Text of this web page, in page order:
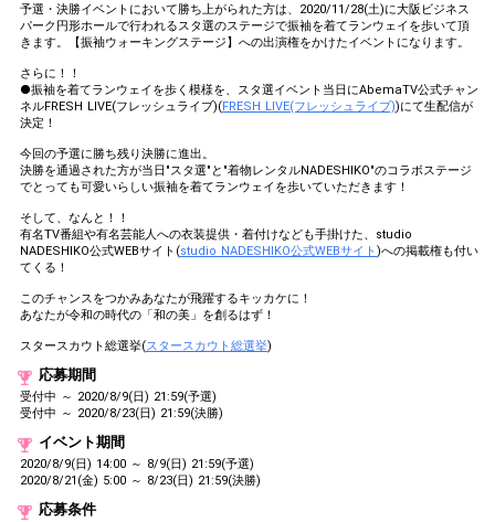
予選・決勝イベントにおいて勝ち上がられた方は、2020/11/28(土)に大阪ビジネス
パーク円形ホールで行われるスタ選のステージで振袖を着てランウェイを歩いて頂
きます。【振袖ウォーキングステージ】への出演権をかけたイベントになります。
さらに！！
●振袖を着てランウェイを歩く模様を、スタ選イベント当日にAbemaTV公式チャン
ネルFRESH LIVE(フレッシュライブ)(FRESH LIVE(フレッシュライブ))にて生配信が
決定！
今回の予選に勝ち残り決勝に進出。
決勝を通過された方が当日"スタ選"と"着物レンタルNADESHIKO"のコラボステージ
でとっても可愛いらしい振袖を着てランウェイを歩いていただきます！
そして、なんと！！
有名TV番組や有名芸能人への衣装提供・着付けなども手掛けた、studio
NADESHIKO公式WEBサイト(studio NADESHIKO公式WEBサイト)への掲載権も付い
てくる！
このチャンスをつかみあなたが飛躍するキッカケに！
あなたが令和の時代の「和の美」を創るはず！
スタースカウト総選挙(スタースカウト総選挙)
応募期間
受付中 ～ 2020/8/9(日) 21:59(予選)
受付中 ～ 2020/8/23(日) 21:59(決勝)
イベント期間
2020/8/9(日) 14:00 ～ 8/9(日) 21:59(予選)
2020/8/21(金) 5:00 ～ 8/23(日) 21:59(決勝)
応募条件